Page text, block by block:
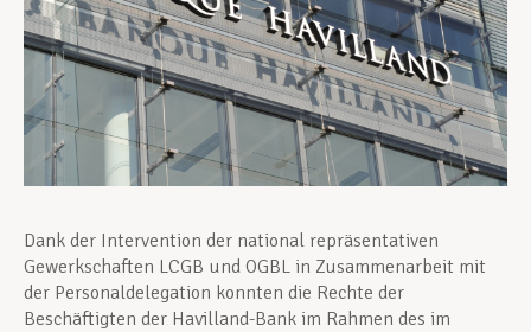
Aktuell
Dank der Intervention der national repräsentativen
Gewerkschaften LCGB und OGBL in Zusammenarbeit mit
der Personaldelegation konnten die Rechte der
Beschäftigten der Havilland-Bank im Rahmen des im